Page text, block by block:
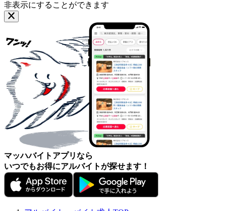
非表示にすることができます
マッハバイトアプリなら
いつでもお得にアルバイトが探せます！